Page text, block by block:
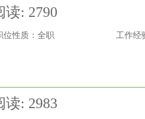
读: 2790
位性质：全职 工作经
读: 2983